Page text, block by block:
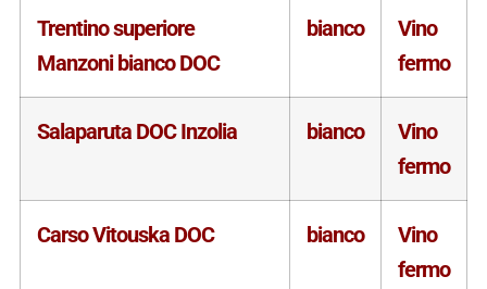
Trentino superiore
Manzoni bianco DOC
bianco
Vino
fermo
Salaparuta DOC Inzolia bianco
Vino
fermo
Carso Vitouska DOC bianco
Vino
fermo